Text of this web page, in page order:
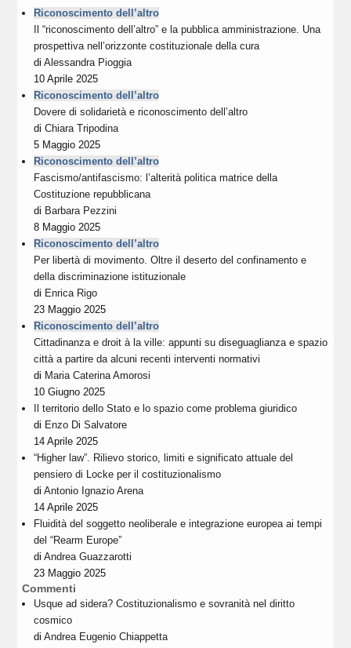
Riconoscimento dell’altro
Il “riconoscimento dell’altro” e la pubblica amministrazione. Una
prospettiva nell’orizzonte costituzionale della cura
diAlessandra Pioggia
10 Aprile 2025
Riconoscimento dell’altro
Dovere di solidarietà e riconoscimento dell’altro
diChiara Tripodina
5 Maggio 2025
Riconoscimento dell’altro
Fascismo/antifascismo: l’alterità politica matrice della
Costituzione repubblicana
di Barbara Pezzini
8 Maggio 2025
Riconoscimento dell’altro
Per libertà di movimento. Oltre il deserto del confinamento e
della discriminazione istituzionale
di Enrica Rigo
23 Maggio 2025
Riconoscimento dell’altro
Cittadinanza e droit à la ville: appunti su diseguaglianza e spazio
città a partire da alcuni recenti interventi normativi
di Maria Caterina Amorosi
10 Giugno 2025
Il territorio dello Stato e lo spazio come problema giuridico
di Enzo Di Salvatore
14 Aprile 2025
“Higher law”. Rilievo storico, limiti e significato attuale del
pensiero di Locke per il costituzionalismo
diAntonio Ignazio Arena
14 Aprile 2025
Fluidità del soggetto neoliberale e integrazione europea ai tempi
del “Rearm Europe”
diAndrea Guazzarotti
23 Maggio 2025
Commenti
Usque ad sidera? Costituzionalismo e sovranità nel diritto
cosmico
diAndrea Eugenio Chiappetta